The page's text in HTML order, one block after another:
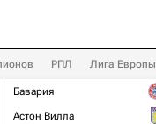
РПЛ Лига Европы
Бавария
Астон Вилла